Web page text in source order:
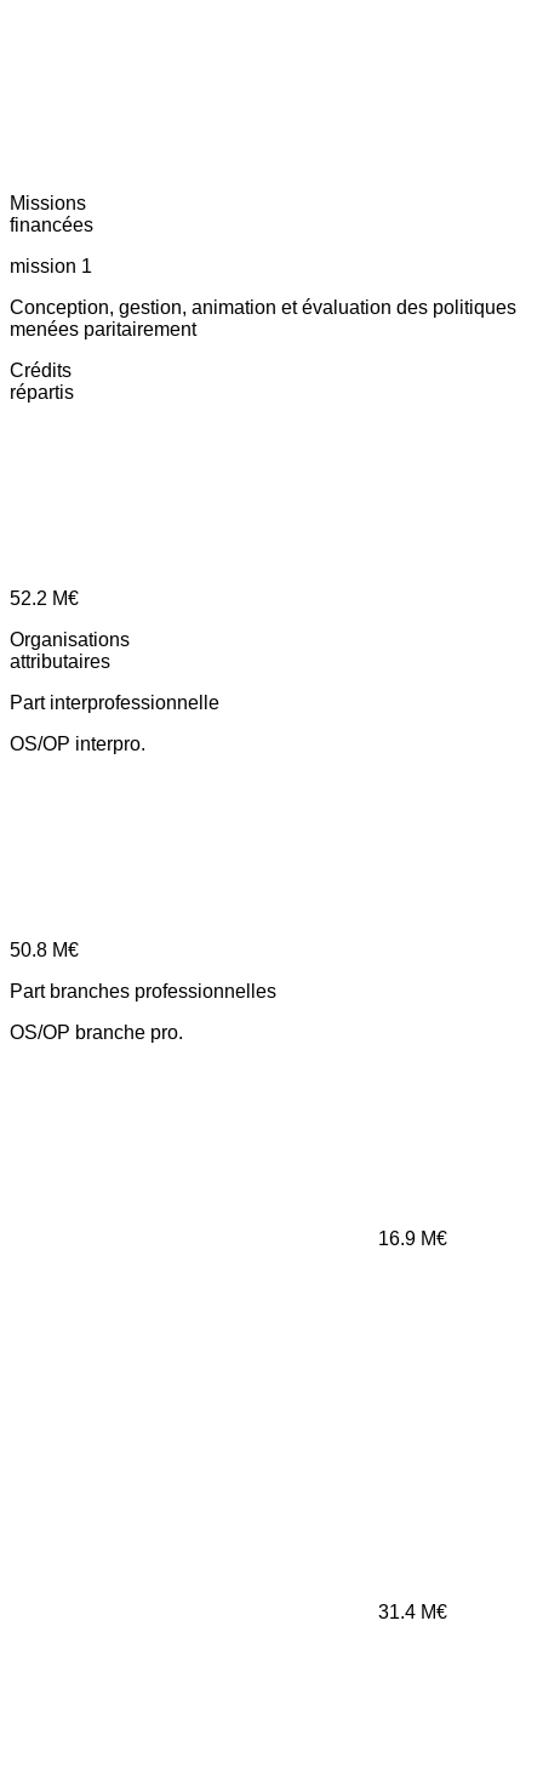
Missions
financées
mission 1
Conception, gestion, animation et évaluation des politiques
menées paritairement
Crédits
répartis
52.2 M€
Organisations
attributaires
Part interprofessionnelle
OS/OP interpro.
50.8 M€
Part branches professionnelles
OS/OP branche pro.
16.9 M€
31.4 M€